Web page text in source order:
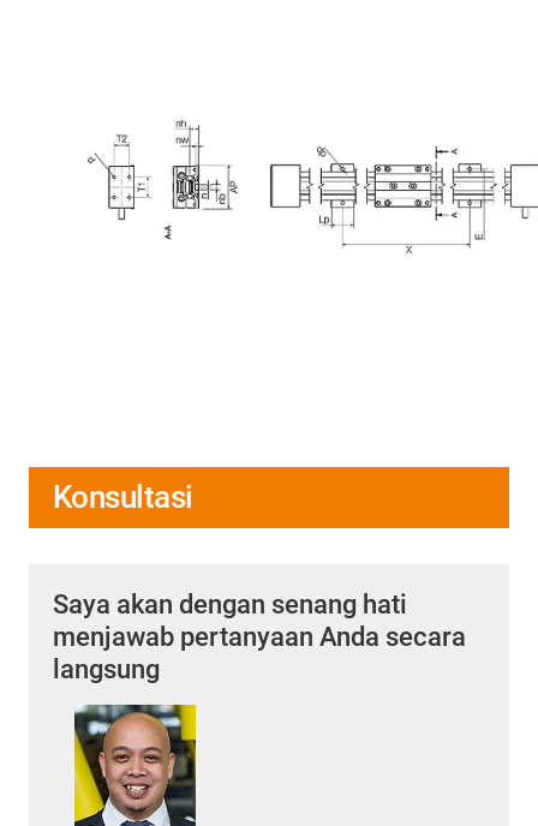
Konsultasi
Saya akan dengan senang hati
menjawab pertanyaan Anda secara
langsung